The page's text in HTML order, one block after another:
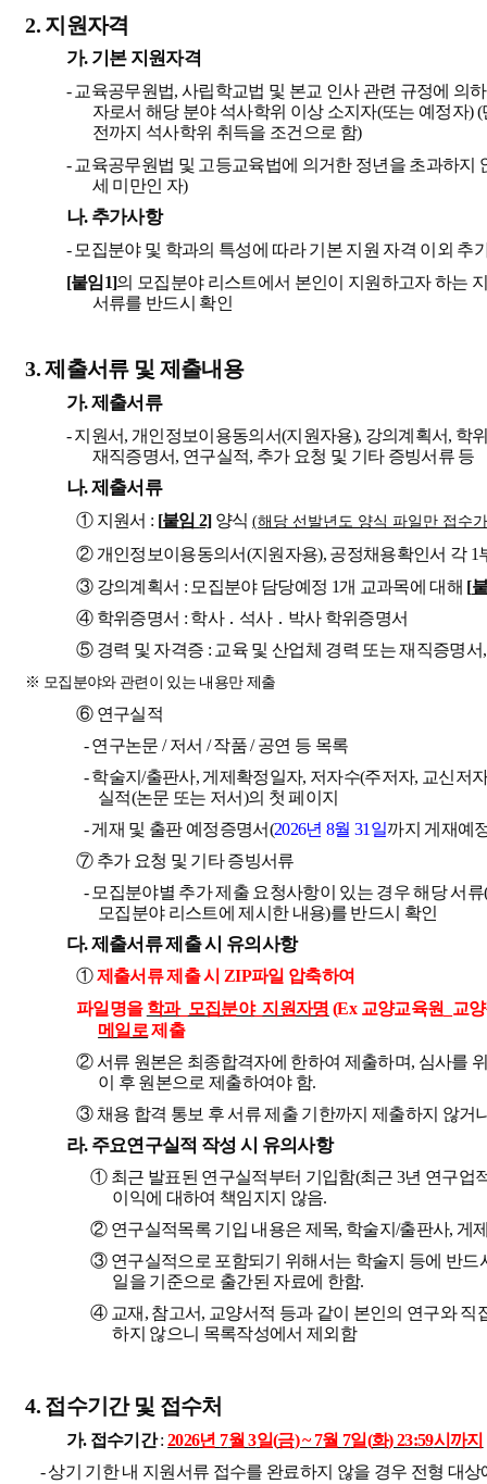
2. 지원자격
가. 기본 지원자격
- 교육공무원법,사립학교법 및 본교 인사 관련 규정에 의
자로서 해당 분야 석사학위 이상 소지자(또는 예정자) (
전까지 석사학위 취득을 조건으로 함)
- 교육공무원법 및 고등교육법에 의거한 정년을 초과하지
세 미만인 자)
나. 추가사항
- 모집분야 및 학과의 특성에 따라 기본 지원 자격 이외 추
[붙임1]의 모집분야 리스트에서 본인이 지원하고자 하는
서류를 반드시 확인
3.제출서류 및 제출내용
가.제출서류
-지원서, 개인정보이용동의서(지원자용), 강의계획서, 학
재직증명서, 연구실적, 추가 요청 및 기타 증빙서류 등
나.제출서류
① 지원서 : [붙임2] 양식(해당 선발년도 양식 파일만 접수
② 개인정보이용동의서(지원자용), 공정채용확인서 각 1
③ 강의계획서 : 모집분야 담당예정 1개 교과목에 대해 [
④ 학위증명서 : 학사 ․ 석사 ․ 박사 학위증명서
⑤ 경력 및 자격증 : 교육 및 산업체 경력 또는 재직증명서
※ 모집분야와 관련이 있는 내용만 제출
⑥ 연구실적
-연구논문/저서 /작품/공연 등 목록
-학술지/출판사, 게제확정일자, 저자수(주저자, 교신저
실적(논문 또는 저서)의 첫 페이지
-게재 및 출판 예정증명서(2026년8월31 일까지 게재예
⑦ 추가 요청 및 기타 증빙서류
- 모집분야별 추가 제출 요청사항이 있는 경우 해당 서류
모집분야 리스트에 제시한 내용)를 반드시 확인
다.제출서류 제출 시 유의사항
①제출서류 제출 시 ZIP파일 압축하여
파일명을 학과_ 모집분야_ 지원자명 (Ex 교양교육원
교
메일로 제출
②서류 원본은 최종합격자에 한하여 제출하며, 심사를
이 후 원본으로 제출하여야 함.
③ 채용 합격 통보 후 서류 제출 기한까지 제출하지 않거
라. 주요연구실적 작성 시 유의사항
① 최근 발표된 연구실적부터 기입함(최근3년 연구업
이익에 대하여 책임지지 않음.
② 연구실적목록 기입 내용은 제목, 학술지/출판사, 게
③ 연구실적으로 포함되기 위해서는 학술지 등에 반드
일을 기준으로 출간된 자료에 한함.
④ 교재 , 참고서, 교양서적 등과 같이 본인의 연구와 직
하지 않으니 목록작성에서 제외함
4. 접수기간 및 접수처
가. 접수기간 :2026년 7월3일(금) ~ 7월 7일(화) 23:59시까지
-상기 기한 내 지원서류 접수를 완료하지 않을 경우 전형 대상